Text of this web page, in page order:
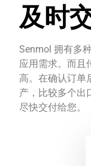
及时
Senmol 拥有多
应用需求。而且
高。在确认订单
产，比较多个出
尽快交付给您。